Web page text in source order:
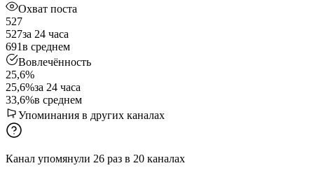
Охват поста
527
527за 24 часа
691в среднем
Вовлечённость
25,6%
25,6%за 24 часа
33,6%в среднем
Упоминания в других каналах
Канал упомянули 26 раз в 20 каналах